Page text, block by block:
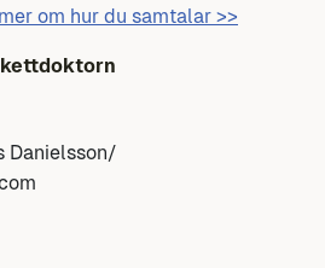
om hur du samtalar >>
Danielsson/